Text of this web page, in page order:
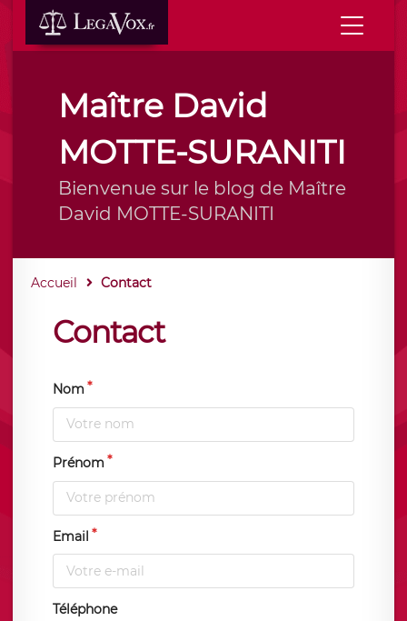
Maître David
MOTTE-SURANITI
Bienvenue sur le blog de Maître
David MOTTE-SURANITI
Accueil Contact
Contact
Nom
Prénom
Email
Téléphone